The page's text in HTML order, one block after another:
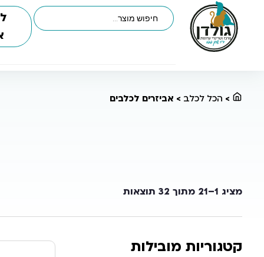
> הכל לכלב > אביזרים לכלבים
מציג 1–21 מתוך 32 תוצאות
קטגוריות מובילות